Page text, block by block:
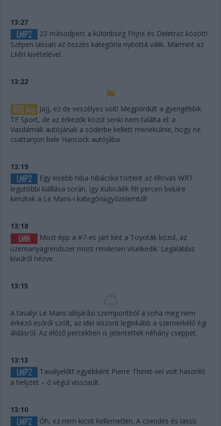
13:27
23 másodperc a különbség Frijns és Deletraz között!
Szépen lassan az összes kategória nyitottá válik. Mármint az
LMH kivételével.
13:22
Jajj, ez de veszélyes volt! Megpördült a gyengébbik
TF Sport, de az érkezők közül senki nem találta el: a
Vasdámák autójának a sóderbe kellett menekülnie, hogy ne
csattanjon bele Hancock autójába.
13:19
Egy kisebb hiba-hibácska történt az éllovas WRT
legutóbbi kiállása során, így Kubicáék fél percen belülre
kerültek a Le Mans-i kategóriagyőzelemtől!
13:18
Most épp a #7-es járt kint a Toyoták közül, az
üzemanyagrendszer most rendesen viselkedik. Legalábbis
kívülről nézve.
13:15
A tavalyi Le Mans időjárási szempontból a soha meg nem
érkező esőről szólt, az idei viszont leginkább a szemerkélő égi
áldásról. Az előző percekben is jelentettek néhány cseppet.
13:13
Tavalyelőtt egyébként Pierre Thiriet-vel volt hasonló
a helyzet – ő végül visszaült.
13:10
Óh, ez nem kicsit kellemetlen. A csendes és lassú